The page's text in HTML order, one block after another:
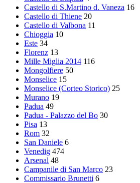
Castello di S.Martino d. Vaneza 16
Castello di Thiene 20
Castello di Valbona 11
Chioggia 10
Este 34
Florenz 13
Mille Miglia 2014 116
Mongolfiere 50
Monselice 15
Monselice (Corteo Storico) 25
Murano 19
Padua 49
Padua - Palazzo del Bo 30
Pisa 13
Rom 32
San Daniele 6
Venedig 474
Arsenal 48
Campanile di San Marco 23
Commissario Brunetti 6